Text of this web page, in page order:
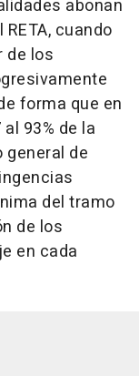
abonan
cuando
de los
forma que en
93% de la
de
del tramo
de los
en cada